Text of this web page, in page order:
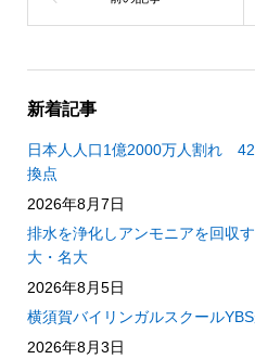
新着記事
日本人人口1億2000万人割れ
換点
2026年8月7日
排水を浄化しアンモニアを回収
大・名大
2026年8月5日
横須賀バイリンガルスクール
2026年8月3日